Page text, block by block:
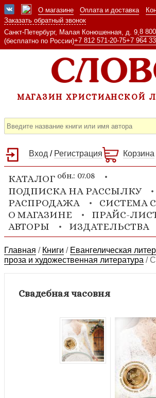
О магазине Оплата и доставка
Заказать обратный звонок
Санкт-Петербург, Малая Конюшенная, д. 9, 8
(бесплатно по России)+7 812 571-20-75+7 964
МАГАЗИН ХРИСТИАНСКОЙ
Вход / Регистрация Корзина
КАТАЛОГ обн.: 07.08
ПОДПИСКА НА РАССЫЛКУ
РАСПРОДАЖА
СИСТЕМА
О МАГАЗИНЕ
ПРАЙС-
АВТОРЫ
ИЗДАТЕЛЬСТВА
Главная / Книги / Евангелическая
проза и художественная литература /
Свадебная часовня